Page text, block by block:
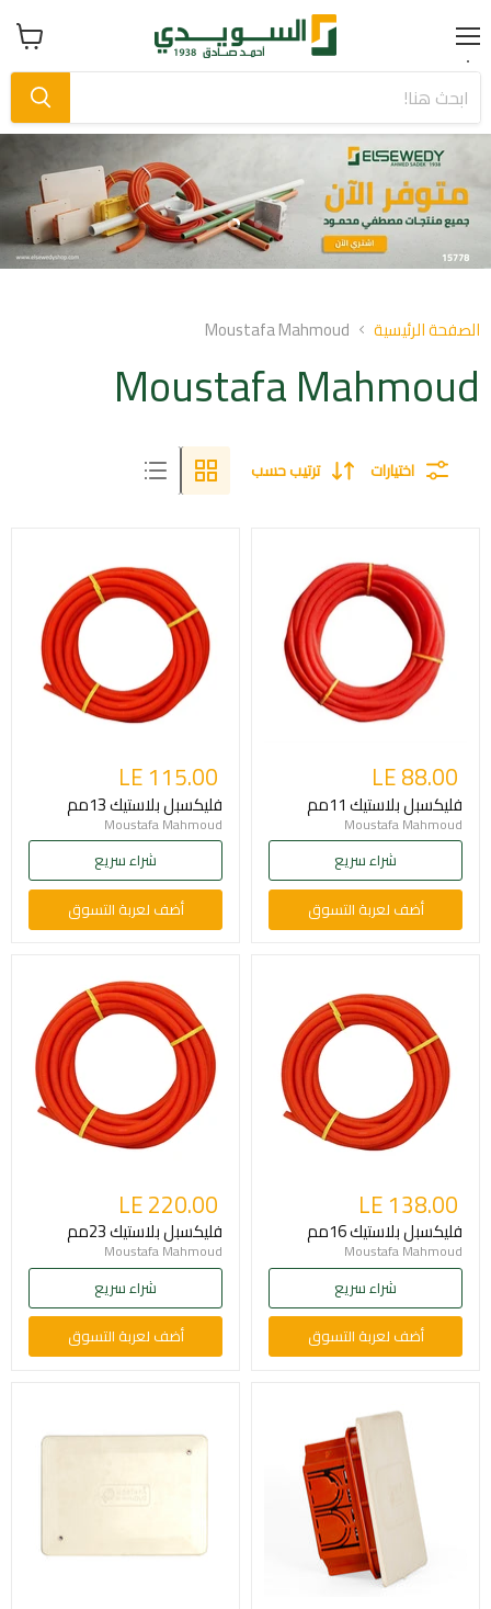
Menu عرض
سلة
Slide
1
Slide
Slide
الصفحة الرئيسية Moustafa Mahmoud
Moustafa Mahmoud
اختيارات ترتيب حسب
LE 88.00
فليكسبل بلاستيك 11مم
Moustafa Mahmoud
شراء سريع
أضف لعربة التسوق
LE 115.00
فليكسبل بلاستيك 13مم
Moustafa Mahmoud
شراء سريع
أضف لعربة التسوق
LE 138.00
فليكسبل بلاستيك 16مم
Moustafa Mahmoud
شراء سريع
أضف لعربة التسوق
LE 220.00
فليكسبل بلاستيك 23مم
Moustafa Mahmoud
شراء سريع
أضف لعربة التسوق